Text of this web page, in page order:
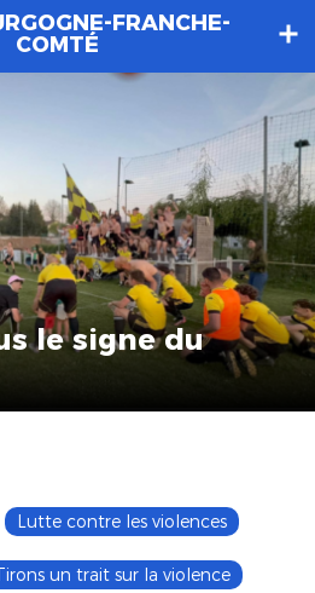
FRANCHE-
COMTÉ
le signe du
Lutte contre les violences
un trait sur la violence